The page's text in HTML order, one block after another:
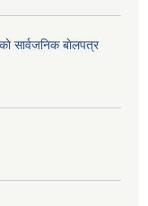
सार्वजनिक बाेलपत्र